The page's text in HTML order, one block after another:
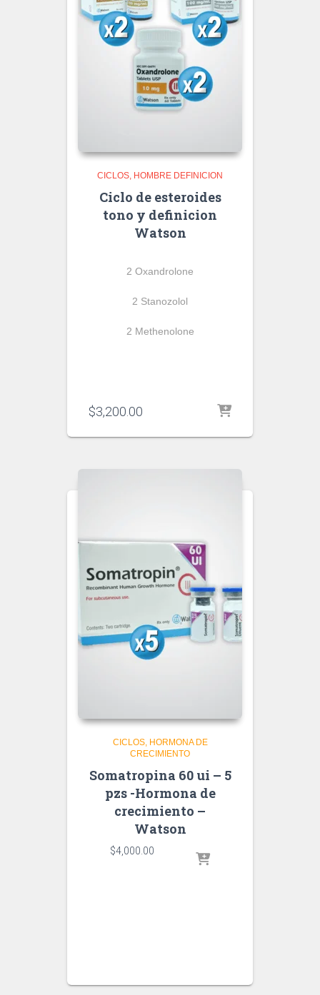
CICLOS HOMBRE DEFINICION
Ciclo de esteroides
tono y definicion
Watson
2 Oxandrolone
2 Stanozolol
2 Methenolone
$3,200.00
CICLOS
HORMONA DE
CRECIMIENTO
Somatropina 60 ui – 5
pzs -Hormona de
crecimiento –
Watson
$4,000.00